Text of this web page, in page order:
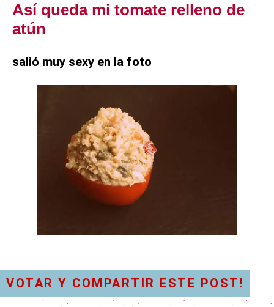
Así queda mi tomate relleno de
atún
salió muy sexy en la foto
VOTAR Y COMPARTIR ESTE POST!